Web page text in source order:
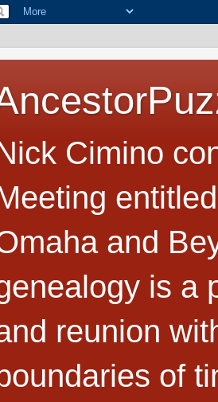
Cimino
and
is a
reunion
of